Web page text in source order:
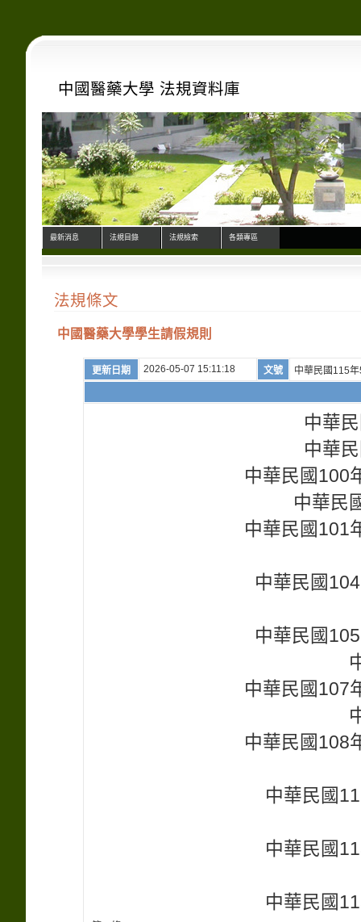
中國醫藥大學 法規資料庫
最新消息 法規目錄 法規檢索 各類專區
法規條文
中國醫藥大學學生請假規則
更新日期 2026-05-07 15:11:18 文號 中華民國115
中華
中華
中華民國100
中華民
中華民國101
中華民國
中華民國
中華民國107
中華民國108
中華民國
中華民國
中華民國